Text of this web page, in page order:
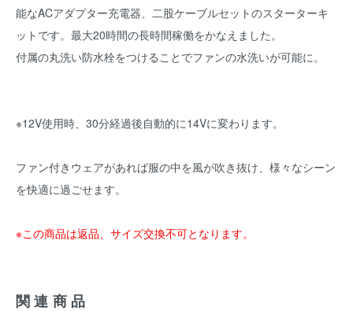
能なACアダプター充電器、二股ケーブルセットのスターターキ
ットです。最大20時間の長時間稼働をかなえました。
付属の丸洗い防水栓をつけることでファンの水洗いが可能に。
※12V使用時、30分経過後自動的に14Vに変わります。
ファン付きウェアがあれば服の中を風が吹き抜け、様々なシーン
を快適に過ごせます。
※この商品は返品、サイズ交換不可となります。
関連商品